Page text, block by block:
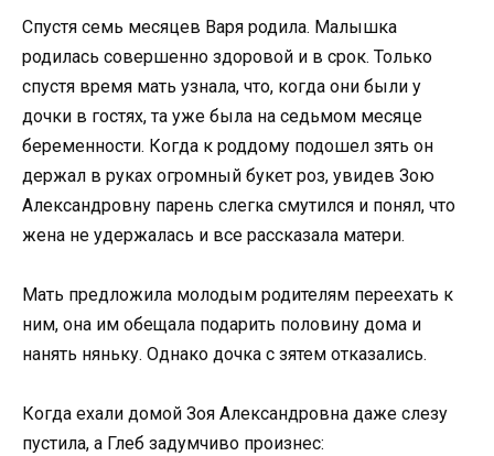
Спустя семь месяцев Варя родила. Малышка
родилась совершенно здоровой и в срок. Только
спустя время мать узнала, что, когда они были у
дочки в гостях, та уже была на седьмом месяце
беременности. Когда к роддому подошел зять он
держал в руках огромный букет роз, увидев Зою
Александровну парень слегка смутился и понял, что
жена не удержалась и все рассказала матери.
Мать предложила молодым родителям переехать к
ним, она им обещала подарить половину дома и
нанять няньку. Однако дочка с зятем отказались.
Когда ехали домой Зоя Александровна даже слезу
пустила, а Глеб задумчиво произнес: